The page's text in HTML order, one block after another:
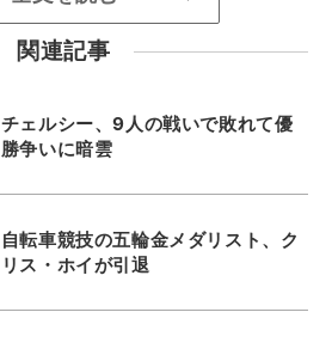
関連記事
チェルシー、9人の戦いで敗れて優
勝争いに暗雲
自転車競技の五輪金メダリスト、ク
リス・ホイが引退